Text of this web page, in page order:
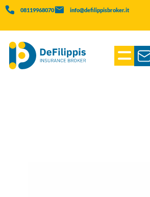
08119968070 info@defilippisbroker.it